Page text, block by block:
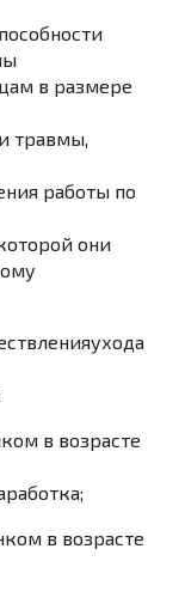
в размере
травмы,
работы по
они
ухода
в возрасте
в возрасте